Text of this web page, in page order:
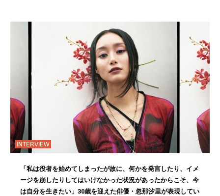
INTERVIEW
「私は役者を始めてしまったが故に、何かを発言したり、イメ
ージを崩したりしてはいけなかった状況があったからこそ、今
は自分を生きたい」30歳を迎えた俳優・忽那汐里が表現してい